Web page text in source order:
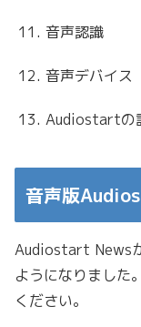
11. 音声認識
12. 音声デバイス
13. Audiostartの
音声版
Audiostart News
ようになりました
ください。